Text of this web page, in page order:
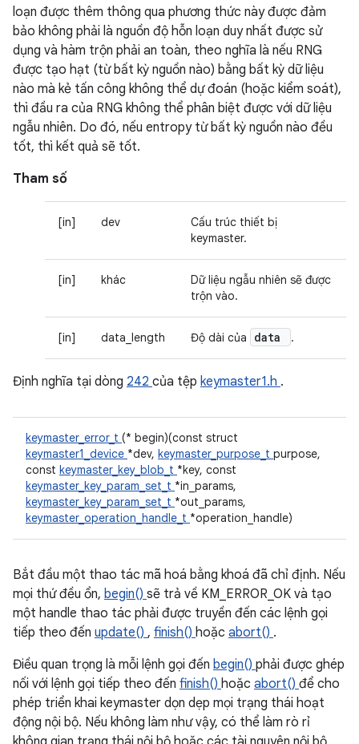
loạn được thêm thông qua phương thức này được đảm
bảo không phải là nguồn độ hỗn loạn duy nhất được sử
dụng và hàm trộn phải an toàn, theo nghĩa là nếu RNG
được tạo hạt (từ bất kỳ nguồn nào) bằng bất kỳ dữ liệu
nào mà kẻ tấn công không thể dự đoán (hoặc kiểm soát),
thì đầu ra của RNG không thể phân biệt được với dữ liệu
ngẫu nhiên. Do đó, nếu entropy từ bất kỳ nguồn nào đều
tốt, thì kết quả sẽ tốt.
Tham số
[in] dev
Cấu trúc thiết bị
keymaster.
[in] khác
Dữ liệu ngẫu nhiên sẽ được
trộn vào.
[in] data_length Độ dài của data .
Định nghĩa tại dòng 242 của tệp keymaster1.h .
keymaster_error_t (* begin)(const struct
keymaster1_device *dev, keymaster_purpose_t purpose,
const keymaster_key_blob_t *key, const
keymaster_key_param_set_t *in_params,
keymaster_key_param_set_t *out_params,
keymaster_operation_handle_t *operation_handle)
Bắt đầu một thao tác mã hoá bằng khoá đã chỉ định. Nếu
mọi thứ đều ổn, begin() sẽ trả về KM_ERROR_OK và tạo
một handle thao tác phải được truyền đến các lệnh gọi
tiếp theo đến update() , finish() hoặc abort() .
Điều quan trọng là mỗi lệnh gọi đến begin() phải được ghép
nối với lệnh gọi tiếp theo đến finish() hoặc abort() để cho
phép triển khai keymaster dọn dẹp mọi trạng thái hoạt
động nội bộ. Nếu không làm như vậy, có thể làm rò rỉ